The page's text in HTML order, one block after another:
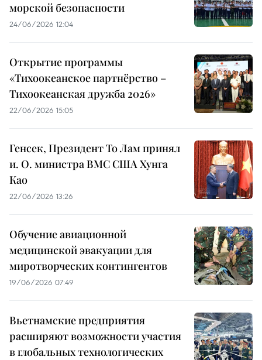
морской безопасности
24/06/2026 12:04
Открытие программы
«Тихоокеанское партнёрство –
Тихоокеанская дружба 2026»
22/06/2026 15:05
Генсек, Президент То Лам принял
и. О. министра ВМС США Хунга
Као
22/06/2026 13:26
Обучение авиационной
медицинской эвакуации для
миротворческих контингентов
19/06/2026 07:49
Вьетнамские предприятия
расширяют возможности участия
в глобальных технологических